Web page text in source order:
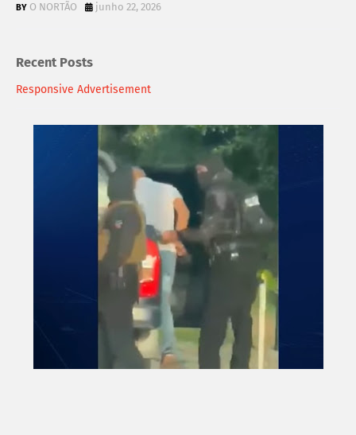
O NORTÃO junho 22, 2026
Recent Posts
Responsive Advertisement